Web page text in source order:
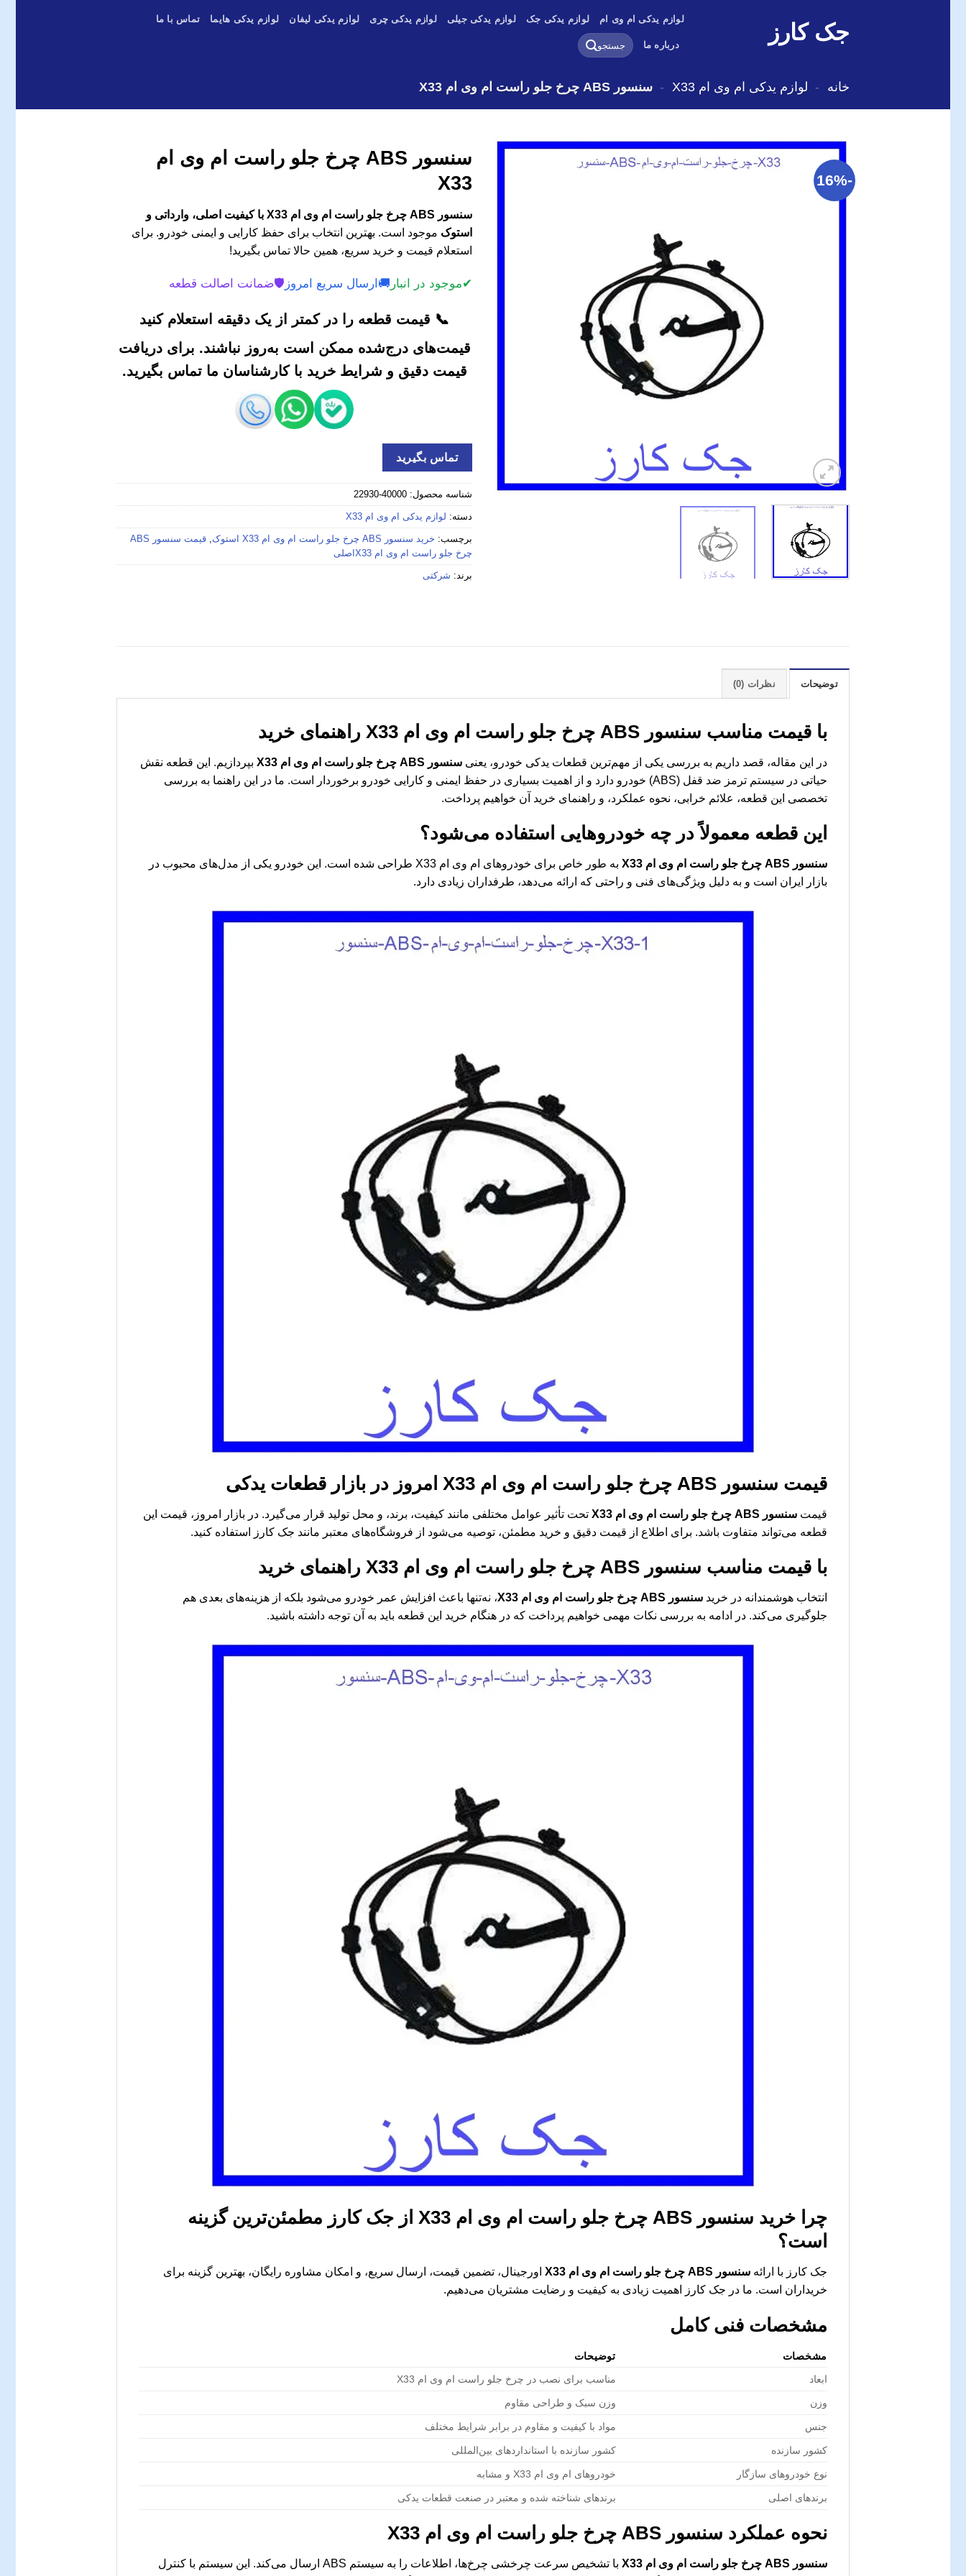
جک کارز
لوازم یدکی ام وی ام لوازم یدکی جک لوازم یدکی جیلی لوازم یدکی چری لوازم یدکی لیفان لوازم یدکی هایما تماس با ما
درباره ما
جستجو
برای:
خانه - لوازم یدکی ام وی ام X33 - سنسور ABS چرخ جلو راست ام وی ام X33
-16%
سنسور ABS چرخ جلو راست ام وی ام
X33
سنسور ABS چرخ جلو راست ام وی ام X33 با کیفیت اصلی، وارداتی و
استوک موجود است. بهترین انتخاب برای حفظ کارایی و ایمنی خودرو. برای
استعلام قیمت و خرید سریع، همین حالا تماس بگیرید!
✔موجود در انبار 🚚 ارسال سریع امروز 🛡️ضمانت اصالت قطعه
📞 قیمت قطعه را در کمتر از یک دقیقه استعلام کنید
قیمت‌های درج‌شده ممکن است به‌روز نباشند. برای دریافت
قیمت دقیق و شرایط خرید با کارشناسان ما تماس بگیرید.
تماس بگیرید
شناسه محصول: 40000-22930
دسته: لوازم یدکی ام وی ام X33
برچسب: خرید سنسور ABS چرخ جلو راست ام وی ام X33 استوک
قیمت سنسور ABS
چرخ جلو راست ام وی ام X33اصلی
برند: شرکتی
توضیحات نظرات (0)
با قیمت مناسب سنسور ABS چرخ جلو راست ام وی ام X33 راهنمای خرید
در این مقاله، قصد داریم به بررسی یکی از مهم‌ترین قطعات یدکی خودرو، یعنی سنسور ABS چرخ جلو راست ام وی ام X33
بپردازیم. این قطعه نقش
حیاتی در سیستم ترمز ضد قفل (ABS) خودرو دارد و از اهمیت بسیاری در حفظ ایمنی و کارایی خودرو برخوردار است. ما در این راهنما به بررسی
تخصصی این قطعه، علائم خرابی، نحوه عملکرد، و راهنمای خرید آن خواهیم پرداخت.
این قطعه معمولاً در چه خودروهایی استفاده می‌شود؟
سنسور ABS چرخ جلو راست ام وی ام X33
به طور خاص برای خودروهای ام وی ام X33 طراحی شده است. این خودرو یکی از مدل‌های محبوب در
بازار ایران است و به دلیل ویژگی‌های فنی و راحتی که ارائه می‌دهد، طرفداران زیادی دارد.
قیمت سنسور ABS چرخ جلو راست ام وی ام X33 امروز در بازار قطعات یدکی
قیمت سنسور ABS چرخ جلو راست ام وی ام X33
تحت تأثیر عوامل مختلفی مانند کیفیت، برند، و محل تولید قرار می‌گیرد. در بازار امروز، قیمت این
قطعه می‌تواند متفاوت باشد. برای اطلاع از قیمت دقیق و خرید مطمئن، توصیه می‌شود از فروشگاه‌های معتبر مانند جک کارز استفاده کنید.
با قیمت مناسب سنسور ABS چرخ جلو راست ام وی ام X33 راهنمای خرید
انتخاب هوشمندانه در خرید سنسور ABS چرخ جلو راست ام وی ام X33
، نه‌تنها باعث افزایش عمر خودرو می‌شود بلکه از هزینه‌های بعدی هم
جلوگیری می‌کند. در ادامه به بررسی نکات مهمی خواهیم پرداخت که در هنگام خرید این قطعه باید به آن توجه داشته باشید.
چرا خرید سنسور ABS چرخ جلو راست ام وی ام X33
از جک کارز مطمئن‌ترین گزینه
است؟
جک کارز با ارائه سنسور ABS چرخ جلو راست ام وی ام X33
اورجینال، تضمین قیمت، ارسال سریع، و امکان مشاوره رایگان، بهترین گزینه برای
خریداران است. ما در جک کارز اهمیت زیادی به کیفیت و رضایت مشتریان می‌دهیم.
مشخصات فنی کامل
مشخصات
توضیحات
ابعاد
مناسب برای نصب در چرخ جلو راست ام وی ام X33
وزن وزن سبک و طراحی مقاوم
جنس مواد با کیفیت و مقاوم در برابر شرایط مختلف
کشور سازنده کشور سازنده با استانداردهای بین‌المللی
نوع خودروهای سازگار خودروهای ام وی ام X33 و مشابه
برندهای اصلی برندهای شناخته شده و معتبر در صنعت قطعات یدکی
نحوه عملکرد سنسور ABS چرخ جلو راست ام وی ام X33
سنسور ABS چرخ جلو راست ام وی ام X33
با تشخیص سرعت چرخشی چرخ‌ها، اطلاعات را به سیستم ABS ارسال می‌کند. این سیستم با کنترل